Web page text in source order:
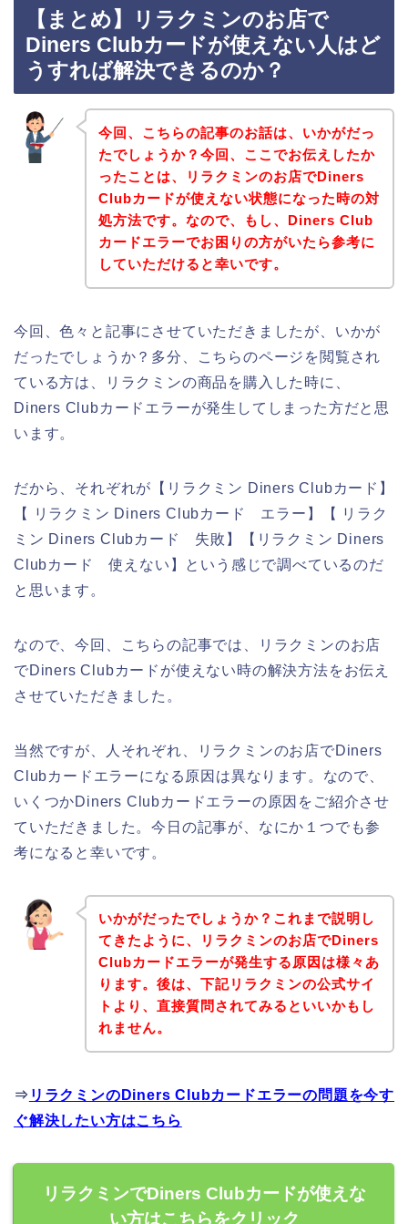
【まとめ】リラクミンのお店で
Diners Clubカードが使えない人はど
うすれば解決できるのか？
今回、こちらの記事のお話は、いかがだっ
たでしょうか？今回、ここでお伝えしたか
ったことは、リラクミンのお店でDiners
Clubカードが使えない状態になった時の対
処方法です。なので、もし、Diners Club
カードエラーでお困りの方がいたら参考に
していただけると幸いです。
今回、色々と記事にさせていただきましたが、いかが
だったでしょうか？多分、こちらのページを閲覧され
ている方は、リラクミンの商品を購入した時に、
Diners Clubカードエラーが発生してしまった方だと思
います。
だから、それぞれが【リラクミン Diners Clubカード】
【 リラクミン Diners Clubカード エラー】【 リラク
ミン Diners Clubカード 失敗】【リラクミン Diners
Clubカード 使えない】という感じで調べているのだ
と思います。
なので、今回、こちらの記事では、リラクミンのお店
でDiners Clubカードが使えない時の解決方法をお伝え
させていただきました。
当然ですが、人それぞれ、リラクミンのお店でDiners
Clubカードエラーになる原因は異なります。なので、
いくつかDiners Clubカードエラーの原因をご紹介させ
ていただきました。今日の記事が、なにか１つでも参
考になると幸いです。
いかがだったでしょうか？これまで説明し
てきたように、リラクミンのお店でDiners
Clubカードエラーが発生する原因は様々あ
ります。後は、下記リラクミンの公式サイ
トより、直接質問されてみるといいかもし
れません。
⇒ リラクミンのDiners Clubカードエラーの問題を今す
ぐ解決したい方はこちら
リラクミンでDiners Clubカードが使えな
い方はこちらをクリック